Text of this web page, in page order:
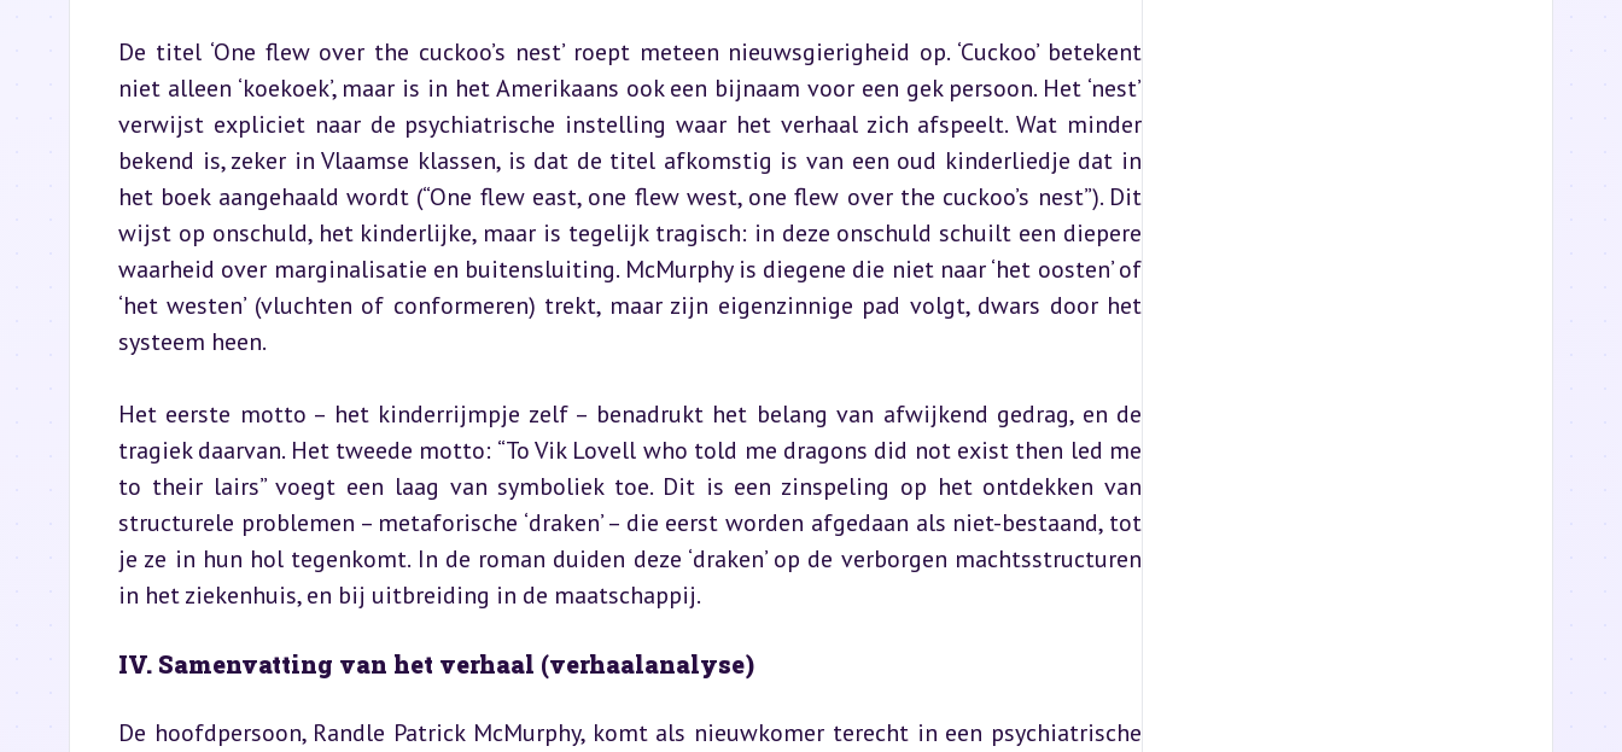
De titel ‘One flew over the cuckoo’s nest’ roept meteen nieuwsgierigheid op. ‘Cuckoo’ betekent
niet alleen ‘koekoek’, maar is in het Amerikaans ook een bijnaam voor een gek persoon. Het ‘nest’
verwijst expliciet naar de psychiatrische instelling waar het verhaal zich afspeelt. Wat minder
bekend is, zeker in Vlaamse klassen, is dat de titel afkomstig is van een oud kinderliedje dat in
het boek aangehaald wordt (“One flew east, one flew west, one flew over the cuckoo’s nest”). Dit
wijst op onschuld, het kinderlijke, maar is tegelijk tragisch: in deze onschuld schuilt een diepere
waarheid over marginalisatie en buitensluiting. McMurphy is diegene die niet naar ‘het oosten’ of
‘het westen’ (vluchten of conformeren) trekt, maar zijn eigenzinnige pad volgt, dwars door het
systeem heen.
Het eerste motto – het kinderrijmpje zelf – benadrukt het belang van afwijkend gedrag, en de
tragiek daarvan. Het tweede motto: “To Vik Lovell who told me dragons did not exist then led me
to their lairs” voegt een laag van symboliek toe. Dit is een zinspeling op het ontdekken van
structurele problemen – metaforische ‘draken’ – die eerst worden afgedaan als niet-bestaand, tot
je ze in hun hol tegenkomt. In de roman duiden deze ‘draken’ op de verborgen machtsstructuren
in het ziekenhuis, en bij uitbreiding in de maatschappij.
IV. Samenvatting van het verhaal (verhaalanalyse)
De hoofdpersoon, Randle Patrick McMurphy, komt als nieuwkomer terecht in een psychiatrische